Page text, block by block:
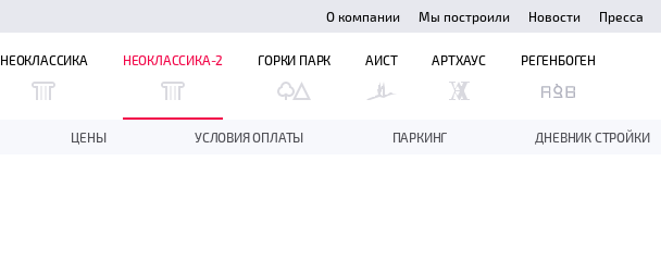
О компании Мы построили Новости Пресса
НЕОКЛАССИКА НЕОКЛАССИКА-2
ЦЕНЫ УСЛОВИЯ ОПЛАТЫ ПАРКИНГ ДНЕВНИК СТРОЙКИ
ГОРКИ ПАРК АИСТ АРТХАУС РЕГЕНБОГЕН